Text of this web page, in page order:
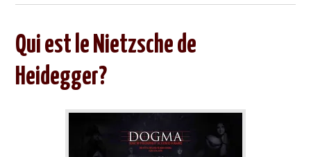
Qui est le Nietzsche de
Heidegger?